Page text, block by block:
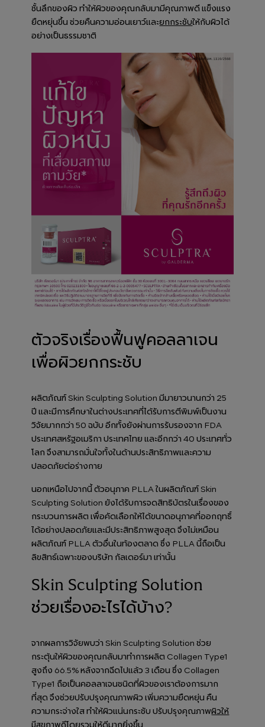
ชั้นลึกของผิว ทำให้ผิวของคุณกลับมามีคุณภาพดี แข็งแรง
ยืดหยุ่นขึ้น ช่วยคืนความอ่อนเยาว์และยกกระชับให้กับผิวได้
อย่างเป็นธรรมชาติ
ตัวจริงเรื่องฟื้นฟูคอลลาเจน
เพื่อผิวยกกระชับ
ผลิตภัณฑ์ Skin Sculpting Solution มีมายาวนานกว่า 25
ปี และมีการศึกษาในต่างประเทศที่ได้รับการตีพิมพ์เป็นงาน
วิจัยมากกว่า 50 ฉบับ อีกทั้งยังผ่านการรับรองจาก FDA
ประเทศสหรัฐอเมริกา ประเทศไทย และอีกกว่า 40 ประเทศทั่ว
โลก จึงสามารถมั่นใจทั้งในด้านประสิทธิภาพและความ
ปลอดภัยต่อร่างกาย
นอกเหนือไปจากนี้ ตัวอนุภาค PLLA ในผลิตภัณฑ์ Skin
Sculpting Solution ยังได้รับการจดสิทธิบัตรในเรื่องของ
กระบวนการผลิต เพื่อคัดเลือกให้ได้ขนาดอนุภาคที่ออกฤทธิ์
ได้อย่างปลอดภัยและมีประสิทธิภาพสูงสุด จึงไม่เหมือน
ผลิตภัณฑ์ PLLA ตัวอื่นในท้องตลาด ซึ่ง PLLA นี้ถือเป็น
ลิขสิทธ์เฉพาะของบริษัท กัลเดอร์มา เท่านั้น
Skin Sculpting Solution
ช่วยเรื่องอะไรได้บ้าง?
จากผลการวิจัยพบว่า Skin Sculpting Solution ช่วย
กระตุ้นให้ผิวของคุณกลับมาทำการผลิต Collagen Type1
สูงถึง 66.5% หลังจากฉีดไปแล้ว 3 เดือน ซึ่ง Collagen
Type1 ถือเป็นคอลลาเจนชนิดที่ผิวของเราต้องการมาก
ที่สุด จึงช่วยปรับปรุงคุณภาพผิว เพิ่มความยืดหยุ่น คืน
ความกระจ่างใส ทำให้ผิวแน่นกระชับ ปรับปรุงคุณภาพผิวให้